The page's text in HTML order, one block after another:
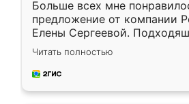
Больше всех мне
предложение от компании
Елены Сергеевой.
короткие сроки
для замера сотрудник
предложил по моему эскизу
Читать полностью